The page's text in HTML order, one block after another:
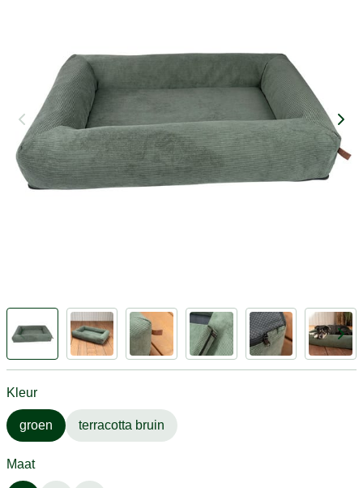
Kleur
groen terracotta bruin
Maat